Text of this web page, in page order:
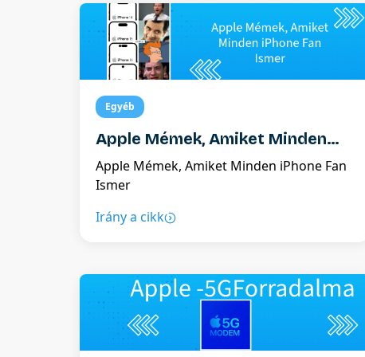
lehetőség.
Egyéb
Apple Mémek, Amiket Minden
iPhone Fan Ismer
Apple Mémek, Amiket Minden iPhone Fan
Ismer
Irány a cikk